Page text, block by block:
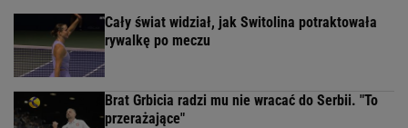
Cały świat widział, jak Switolina potraktowała
rywalkę po meczu
Brat Grbicia radzi mu nie wracać do Serbii. "To
przerażające"